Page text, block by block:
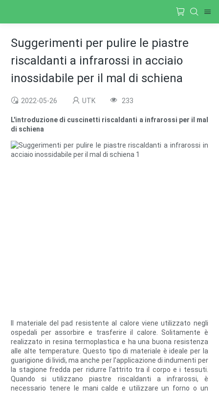
Suggerimenti per pulire le piastre
riscaldanti a infrarossi in acciaio
inossidabile per il mal di schiena
2022-05-26 UTK 233
L'introduzione di cuscinetti riscaldanti a infrarossi per il mal
di schiena
Il materiale del pad resistente al calore viene utilizzato negli
ospedali per assorbire e trasferire il calore. Solitamente è
realizzato in resina termoplastica e ha una buona resistenza
alle alte temperature. Questo tipo di materiale è ideale per la
guarigione di lividi, ma anche per l'applicazione di indumenti per
la stagione fredda per ridurre l'attrito tra il corpo e i tessuti.
Quando si utilizzano piastre riscaldanti a infrarossi, è
necessario tenere le mani calde e utilizzare un forno o un